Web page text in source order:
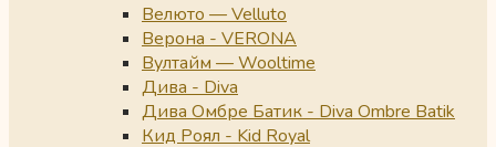
Велюто — Velluto
Верона - VERONA
Вултайм — Wooltime
Дива - Diva
Дива Омбре Батик - Diva Ombre Batik
Кид Роял - Kid Royal